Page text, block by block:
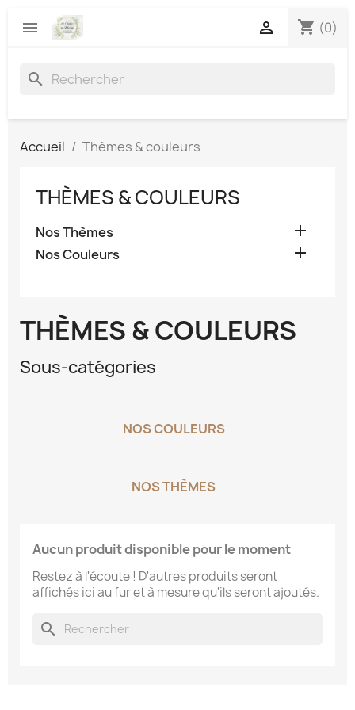
 shopping_cart (0)

search
Accueil Thèmes & couleurs
THÈMES & COULEURS
Nos Thèmes 
Nos Couleurs 
THÈMES & COULEURS
Sous-catégories
NOS COULEURS
NOS THÈMES
Aucun produit disponible pour le moment
Restez à l'écoute ! D'autres produits seront
affichés ici au fur et à mesure qu'ils seront ajoutés.
search